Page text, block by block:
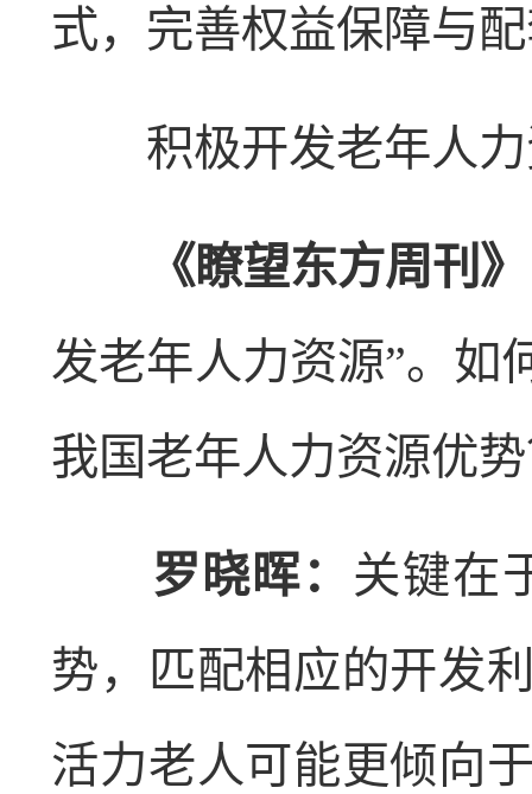
式，完善权益保障与
积极开发老年人力
《瞭望东方周刊》
发老年人力资源”。如
我国老年人力资源优
罗晓晖： 关键在
势，匹配相应的开发
活力老人可能更倾向